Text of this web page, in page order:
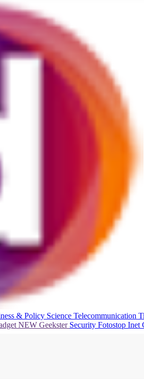
& Policy Science Telecommunication
NEW Geekster Security Fotostop Inet